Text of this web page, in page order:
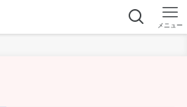
メニュー